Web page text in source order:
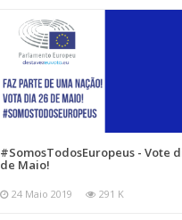
#SomosTodosEuropeus - Vote
de Maio!
24 Maio 2019 291 K